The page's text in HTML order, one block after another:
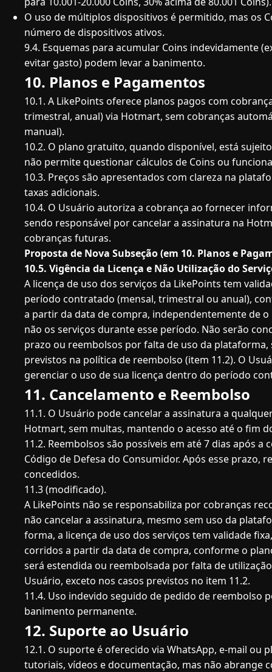
O uso de múltiplos dispositivos é permitido, mas os
número de dispositivos ativos.
9.4. Esquemas para acumular Coins indevidamente
evitar gasto) podem levar a banimento.
10. Planos e Pagamentos
10.1. A LikePoints oferece planos pagos com
trimestral, anual) via Hotmart, sem cobranças
manual).
10.2. O plano gratuito, quando disponível, está
não permite questionar cálculos de Coins ou
10.3. Preços são apresentados com clareza na
taxas adicionais.
10.4. O Usuário autoriza a cobrança ao fornecer
sendo responsável por cancelar a assinatura na
cobranças futuras.
Proposta de Nova Subseção (em 10. Planos e
10.5. Vigência da Licença e Não Utilização do
A licença de uso dos serviços da LikePoints tem
período contratado (mensal, trimestral ou anual),
a partir da data de compra, independentemente de
não os serviços durante esse período. Não serão
prazo ou reembolsos por falta de uso da plataforma,
previstos na política de reembolso (item 11.2). O
gerenciar o uso de sua licença dentro do período
11. Cancelamento e Reembolso
11.1. O Usuário pode cancelar a assinatura a
Hotmart, sem multas, mantendo o acesso até o fim
11.2. Reembolsos são possíveis em até 7 dias após a
Código de Defesa do Consumidor. Após esse prazo,
concedidos.
11.3 (modificado).
A LikePoints não se responsabiliza por cobranças
não cancelar a assinatura, mesmo sem uso da
forma, a licença de uso dos serviços tem validade
corridos a partir da data de compra, conforme o
será estendida ou reembolsada por falta de
Usuário, exceto nos casos previstos no item 11.2.
11.4. Uso indevido seguido de pedido de reembolso
banimento permanente.
12. Suporte ao Usuário
12.1. O suporte é oferecido via WhatsApp, e-mail ou
tutoriais, vídeos e documentação, mas não abrange